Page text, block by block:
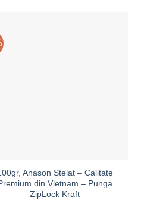
Anason Stelat – Calitate
din Vietnam – Punga
ZipLock Kraft